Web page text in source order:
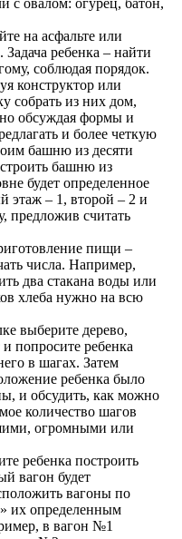
с овалом: огурец, батон,
на асфальте или
ребенка – найти
соблюдая порядок.
конструктор или
собрать из них дом,
обсуждая формы и
и более четкую
башню из десяти
башню из
будет определенное
этаж – 1, второй – 2 и
предложив считать
пищи –
числа. Например,
два стакана воды или
хлеба нужно на всю
выберите дерево,
попросите ребенка
в шагах. Затем
ребенка было
и обсудить, как можно
количество шагов
огромными или
ребенка построить
вагон будет
вагоны по
их определенным
в вагон №1